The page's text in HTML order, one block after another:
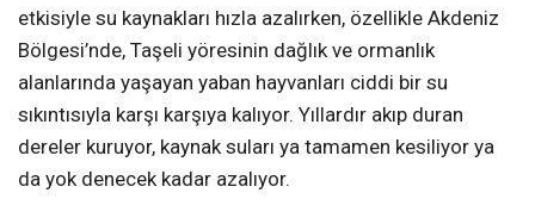
etkisiyle su kaynakları hızla azalırken, özellikle Akdeniz
Bölgesi’nde, Taşeli yöresinin dağlık ve ormanlık
alanlarında yaşayan yaban hayvanları ciddi bir su
sıkıntısıyla karşı karşıya kalıyor. Yıllardır akıp duran
dereler kuruyor, kaynak suları ya tamamen kesiliyor ya
da yok denecek kadar azalıyor.